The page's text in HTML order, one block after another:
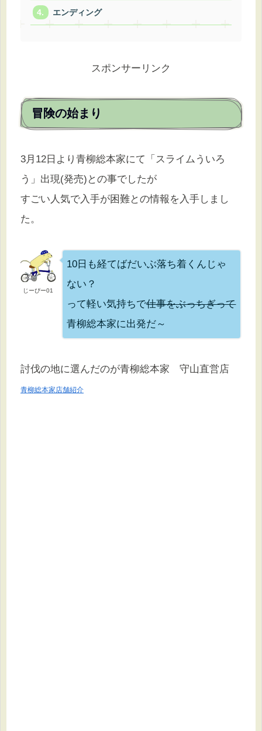
エンディング
スポンサーリンク
冒険の始まり
3月12日より青柳総本家にて「スライムういろ
う」出現(発売)との事でしたが
すごい人気で入手が困難との情報を入手しまし
た。
じーぴー01
10日も経てばだいぶ落ち着くんじゃ
ない？
って軽い気持ちで仕事をぶっちぎって
青柳総本家に出発だ～
討伐の地に選んだのが青柳総本家 守山直営店
青柳総本家店舗紹介